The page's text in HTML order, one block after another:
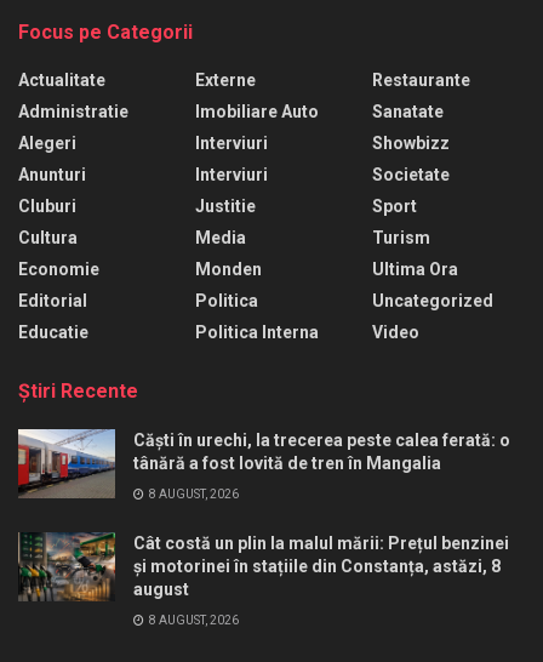
Focus pe Categorii
Actualitate
Administratie
Alegeri
Anunturi
Cluburi
Cultura
Economie
Editorial
Educatie
Externe
Imobiliare Auto
Interviuri
Interviuri
Justitie
Media
Monden
Politica
Politica Interna
Restaurante
Sanatate
Showbizz
Societate
Sport
Turism
Ultima Ora
Uncategorized
Video
Ştiri Recente
Căști în urechi, la trecerea peste calea ferată: o
tânără a fost lovită de tren în Mangalia
8 AUGUST, 2026
Cât costă un plin la malul mării: Prețul benzinei
și motorinei în stațiile din Constanța, astăzi, 8
august
8 AUGUST, 2026